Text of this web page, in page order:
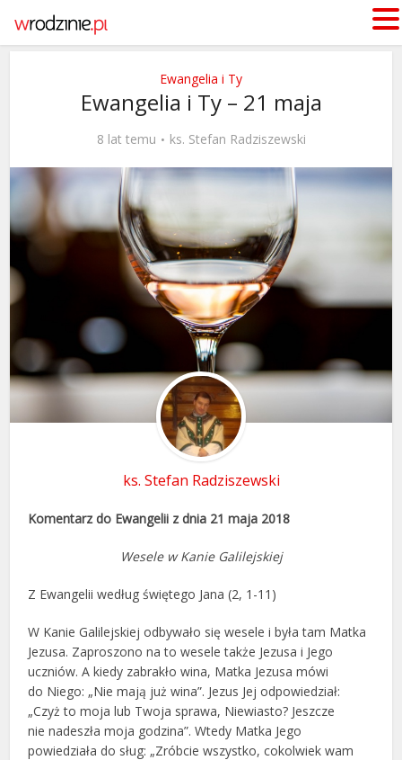
Ewangelia i Ty
Ewangelia i Ty – 21 maja
8 lat temu ks. Stefan Radziszewski
ks. Stefan Radziszewski
Komentarz do Ewangelii z dnia 21 maja 2018
Wesele w Kanie Galilejskiej
Z Ewangelii według świętego Jana (2, 1-11)
W Kanie Galilejskiej odbywało się wesele i była tam Matka
Jezusa. Zaproszono na to wesele także Jezusa i Jego
uczniów. A kiedy zabrakło wina, Matka Jezusa mówi
do Niego: „Nie mają już wina”. Jezus Jej odpowiedział:
„Czyż to moja lub Twoja sprawa, Niewiasto? Jeszcze
nie nadeszła moja godzina”. Wtedy Matka Jego
powiedziała do sług: „Zróbcie wszystko, cokolwiek wam